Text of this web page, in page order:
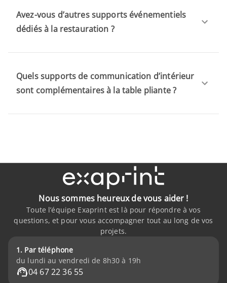
Avez-vous d’autres supports événementiels
dédiés à la restauration ?
Quels supports de communication d’intérieur
sont complémentaires à la table pliante ?
Nous sommes heureux de vous aider !
Toute l’équipe Exaprint est là pour répondre à vos
questions, et pour vous accompagner tout au long de vos
projets.
1. Par téléphone
du lundi au vendredi de 8h30 à 19h
04 67 22 36 55